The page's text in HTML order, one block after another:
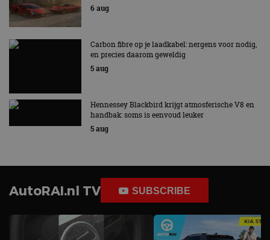
6 aug
Carbon fibre op je laadkabel: nergens voor nodig,
en precies daarom geweldig
5 aug
Hennessey Blackbird krijgt atmosferische V8 en
handbak: soms is eenvoud leuker
5 aug
AutoRAI.nl TV SUBSCRIBE